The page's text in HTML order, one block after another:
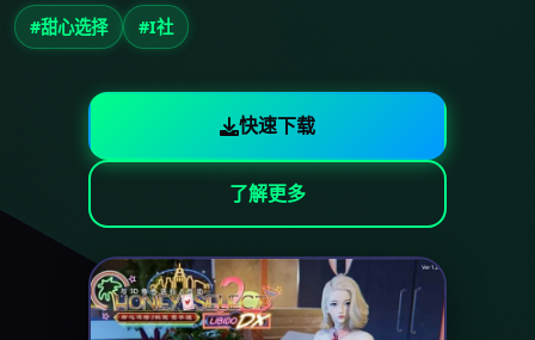
#甜心选择 #I社
快速下载
了解更多